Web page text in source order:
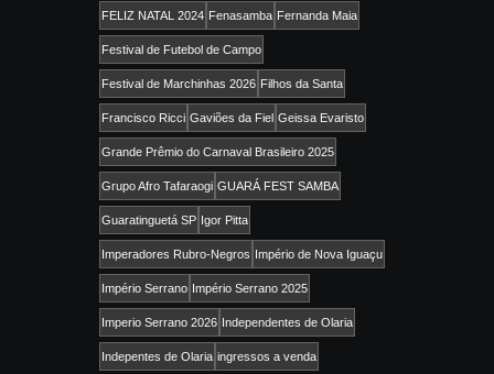
FELIZ NATAL 2024 Fenasamba Fernanda Maia
Festival de Futebol de Campo
Festival de Marchinhas 2026 Filhos da Santa
Francisco Ricci Gaviões da Fiel Geissa Evaristo
Grande Prêmio do Carnaval Brasileiro 2025
Grupo Afro Tafaraogi GUARÁ FEST SAMBA
Guaratinguetá SP Igor Pitta
Imperadores Rubro-Negros Império de Nova Iguaçu
Império Serrano Império Serrano 2025
Imperio Serrano 2026 Independentes de Olaria
Indepentes de Olaria ingressos a venda